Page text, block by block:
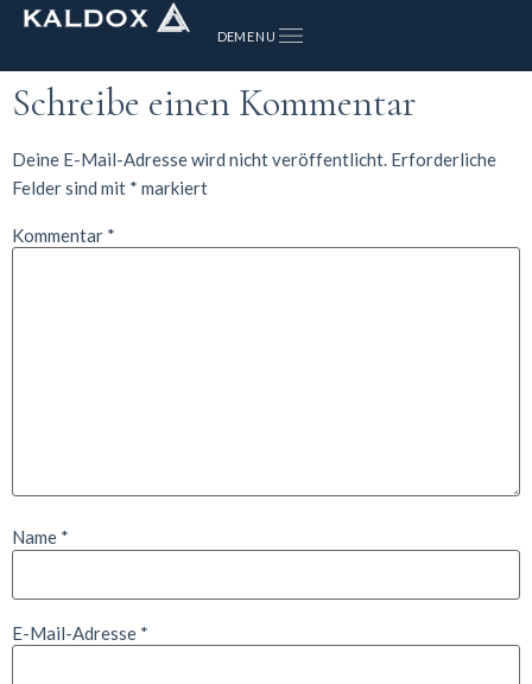
DEMENU
Schreibe einen Kommentar
Deine E-Mail-Adresse wird nicht veröffentlicht. Erforderliche
Felder sind mit * markiert
Kommentar *
Name *
E-Mail-Adresse *